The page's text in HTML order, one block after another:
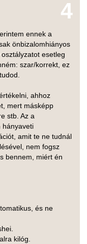
4
ennek a
önbizalomhiányos
esetleg
szar/korrekt, ez
ahhoz
mert másképp
stb. Az a
hányaveti
amit te ne tudnál
nem fogsz
bennem, miért én
és ne
kilóg.